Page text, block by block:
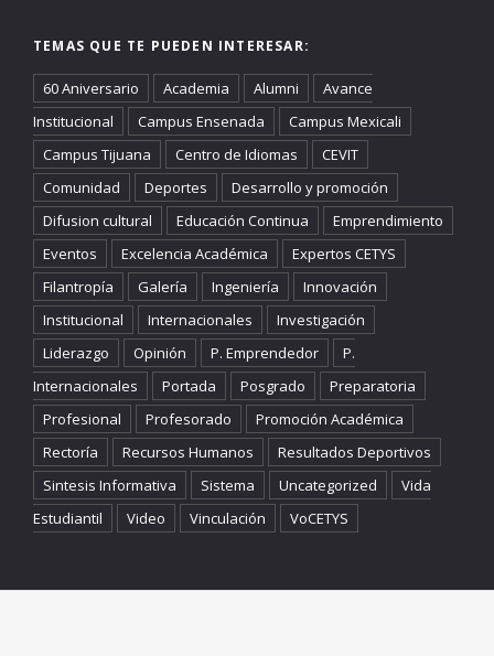
TEMAS QUE TE PUEDEN INTERESAR:
60 Aniversario Academia Alumni
Avance
Institucional
Campus Ensenada
Campus Mexicali
Campus Tijuana
Centro de Idiomas
CEVIT
Comunidad
Deportes
Desarrollo y promoción
Difusion cultural
Educación Continua
Emprendimiento
Eventos
Excelencia Académica
Expertos CETYS
Filantropía
Galería Ingeniería
Innovación
Institucional
Internacionales
Investigación
Liderazgo
Opinión P. Emprendedor
P.
Internacionales
Portada Posgrado
Preparatoria
Profesional
Profesorado
Promoción Académica
Rectoría
Recursos Humanos
Resultados Deportivos
Sintesis Informativa
Sistema Uncategorized
Vida
Estudiantil
Video Vinculación VoCETYS